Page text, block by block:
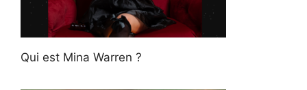
Qui est Mina Warren ?